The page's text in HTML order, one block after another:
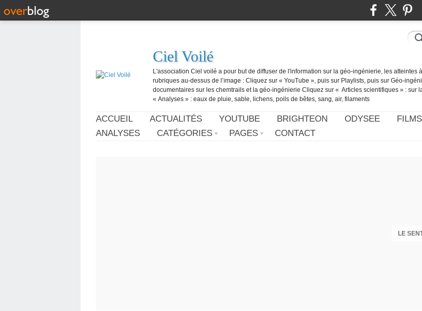
Ciel Voilé
L'association Ciel voilé a pour but de diffuser de l'information sur la géo-ingénierie, les atteintes
rubriques au-dessus de l’image : Cliquez sur « YouTube », puis sur Playlists, puis sur Géo-
documentaires sur les chemtrails et la géo-ingénierie Cliquez sur « Articles scientifiques » : sur
« Analyses » : eaux de pluie, sable, lichens, poils de bêtes, sang, air, filaments
ACCUEIL ACTUALITÉS YOUTUBE BRIGHTEON ODYSEE FILMS
ANALYSES
CATÉGORIES PAGES CONTACT
LE